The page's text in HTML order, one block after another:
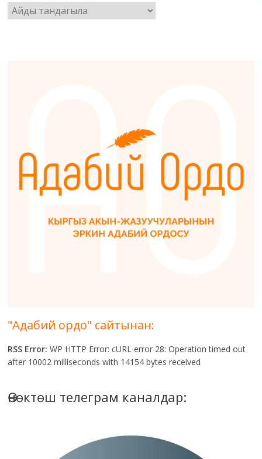
Архив
"Адабий ордо" сайтынан:
RSS Error: WP HTTP Error: cURL error 28: Operation timed out
after 10002 milliseconds with 14154 bytes received
Өнөктөш телеграм каналдар: